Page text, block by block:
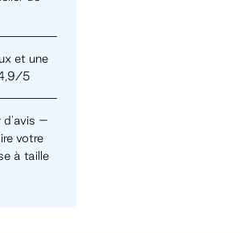
et une
5
d'avis –
votre
à taille